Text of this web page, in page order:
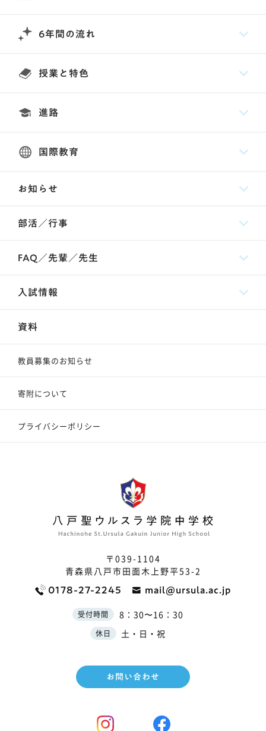
6年間の流れ
授業と特色
進路
国際教育
お知らせ
部活／行事
FAQ／先輩／先生
入試情報
資料
教員募集のお知らせ
寄附について
プライバシーポリシー
〒039-1104
青森県八戸市田面木上野平53-2
0178-27-2245 mail@ursula.ac.jp
受付時間 8：30〜16：30
休日 土・日・祝
お問い合わせ